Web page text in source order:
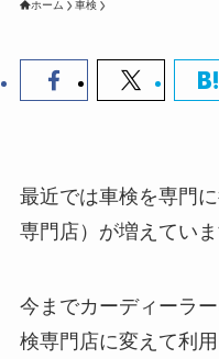
ホーム 車検
最近では車検を専門
専門店）が増えていま
今までカーディーラ
検専門店に変えて利